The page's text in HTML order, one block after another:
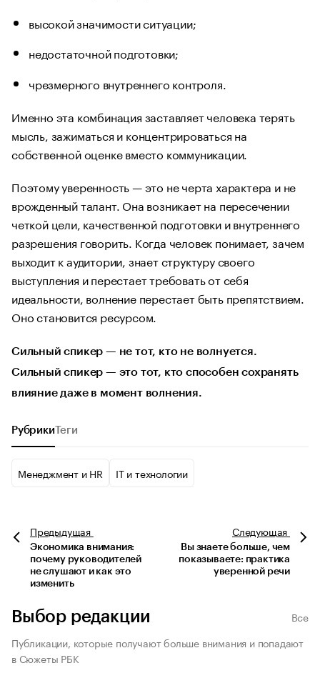
высокой значимости ситуации;
недостаточной подготовки;
чрезмерного внутреннего контроля.
Именно эта комбинация заставляет человека терять
мысль, зажиматься и концентрироваться на
собственной оценке вместо коммуникации.
Поэтому уверенность — это не черта характера и не
врожденный талант. Она возникает на пересечении
четкой цели, качественной подготовки и внутреннего
разрешения говорить. Когда человек понимает, зачем
выходит к аудитории, знает структуру своего
выступления и перестает требовать от себя
идеальности, волнение перестает быть препятствием.
Оно становится ресурсом.
Сильный спикер — не тот, кто не волнуется.
Сильный спикер — это тот, кто способен сохранять
влияние даже в момент волнения.
РубрикиТеги
Менеджмент и HR IT и технологии
Предыдущая
Экономика внимания:
почему руководителей
не слушают и как это
изменить
Следующая
Вы знаете больше, чем
показываете: практика
уверенной речи
Выбор редакции
Все
Публикации, которые получают больше внимания и попадают
в Сюжеты РБК